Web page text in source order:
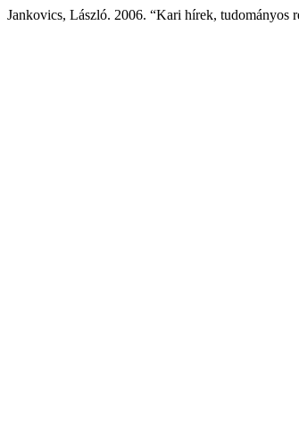
Jankovics, László. 2006. “Kari hírek, tudományos